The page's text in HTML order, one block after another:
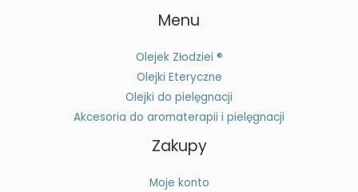
Menu
Olejek Złodziei ®
Olejki Eteryczne
Olejki do pielęgnacji
Akcesoria do aromaterapii i pielęgnacji
Zakupy
Moje konto